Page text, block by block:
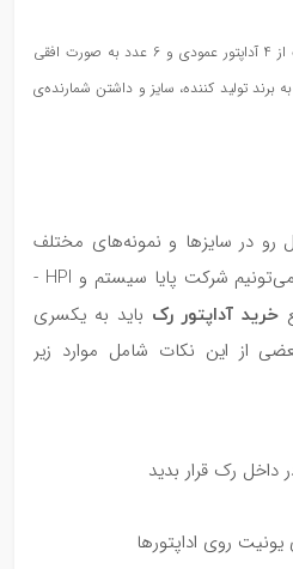
معمولا در رک‌های ایستاده سایز بزرگ از 4 آداپتور عمودی و 6 عدد به صورت افقی
به برند تولید کننده، سایز و داشتن شمارنده‌ی
در سایزها و نمونه‌های مختلف
تولید می‌کنند. از این برندها می‌تونیم شرکت پایا سیستم و HPI -
خرید آداپتور رک باید به یکسری
از این نکات شامل موارد زیر
داخل رک قرار بدید